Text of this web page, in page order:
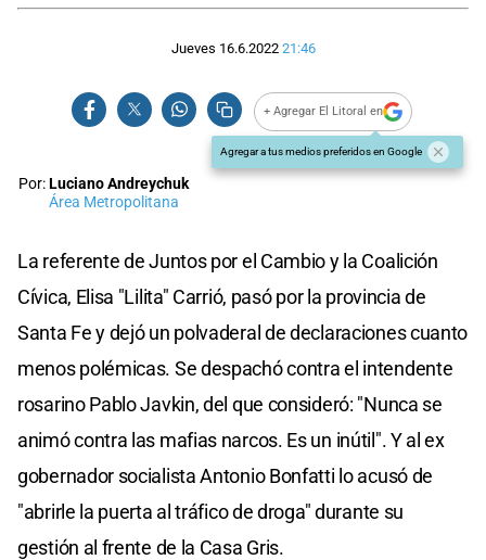
Jueves 16.6.2022 21:46
+ Agregar El Litoral en
Agregar a tus medios preferidos en Google
Por:Luciano Andreychuk
Área Metropolitana
La referente de Juntos por el Cambio y la Coalición
Cívica, Elisa "Lilita" Carrió, pasó por la provincia de
Santa Fe y dejó un polvaderal de declaraciones cuanto
menos polémicas. Se despachó contra el intendente
rosarino Pablo Javkin, del que consideró: "Nunca se
animó contra las mafias narcos. Es un inútil". Y al ex
gobernador socialista Antonio Bonfatti lo acusó de
"abrirle la puerta al tráfico de droga" durante su
gestión al frente de la Casa Gris.